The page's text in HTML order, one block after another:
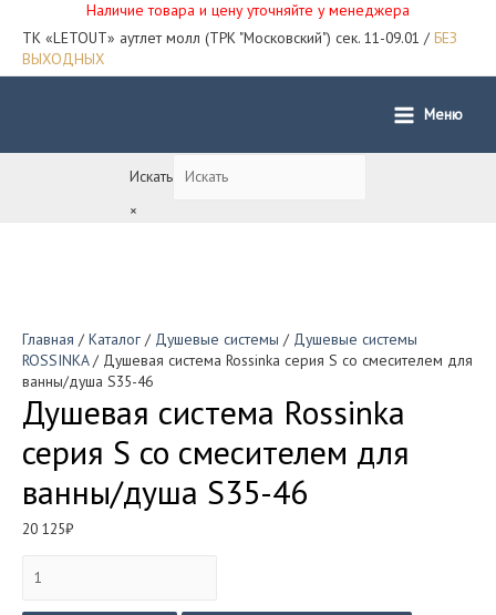
Наличие товара и цену уточняйте у менеджера
ТК «LETOUT» аутлет молл (ТРК "Московский") сек. 11-09.01 / БЕЗ
ВЫХОДНЫХ
Main
Меню
Искать
×
Главная / Каталог / Душевые системы / Душевые системы
ROSSINKA/ Душевая система Rossinka серия S со смесителем для
ванны/душа S35-46
Душевая система Rossinka
серия S со смесителем для
ванны/душа S35-46
20 125₽
товара